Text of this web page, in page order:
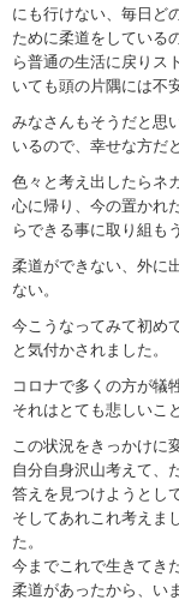
にも行けない、毎日ど
ために柔道をしている
ら普通の生活に戻りス
いても頭の片隅には不
みなさんもそうだと思
いるので、幸せな方だ
色々と考え出したらネ
心に帰り、今の置かれ
らできる事に取り組も
柔道ができない、外に
ない。
今こうなってみて初め
と気付かされました。
コロナで多くの方が犠
それはとても悲しいこ
この状況をきっかけに
自分自身沢山考えて、
答えを見つけようとし
そしてあれこれ考えま
た。
今までこれで生きてき
柔道があったから、い